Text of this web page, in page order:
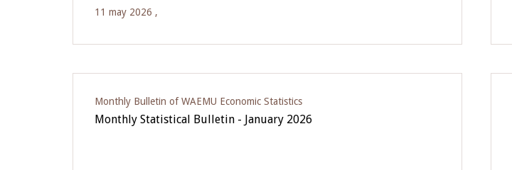
11 may 2026 ,
Monthly Bulletin of WAEMU Economic Statistics
Monthly Statistical Bulletin - January 2026